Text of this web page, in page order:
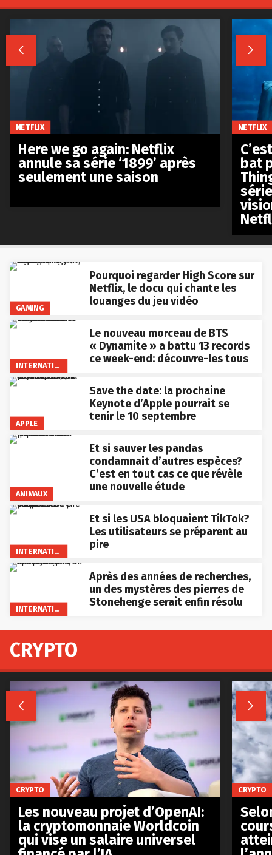
GAMING
Pourquoi regarder High Score sur
Netflix, le docu qui chante les
louanges du jeu vidéo
INTERNATIONAL
Le nouveau morceau de BTS
« Dynamite » a battu 13 records
ce week-end: découvre-les tous
APPLE
Save the date: la prochaine
Keynote d’Apple pourrait se
tenir le 10 septembre
ANIMAUX
Et si sauver les pandas
condamnait d’autres espèces?
C’est en tout cas ce que révèle
une nouvelle étude
INTERNATIONAL
Et si les USA bloquaient TikTok?
Les utilisateurs se préparent au
pire
INTERNATIONAL
Après des années de recherches,
un des mystères des pierres de
Stonehenge serait enfin résolu
 
NETFLIX
Here we go again: Netflix
annule sa série ‘1899’ après
seulement une saison
NETFLIX
bat
CRYPTO
 
CRYPTO
Les nouveau projet d’OpenAI:
la cryptomonnaie Worldcoin
qui vise un salaire universel
CRYPTO